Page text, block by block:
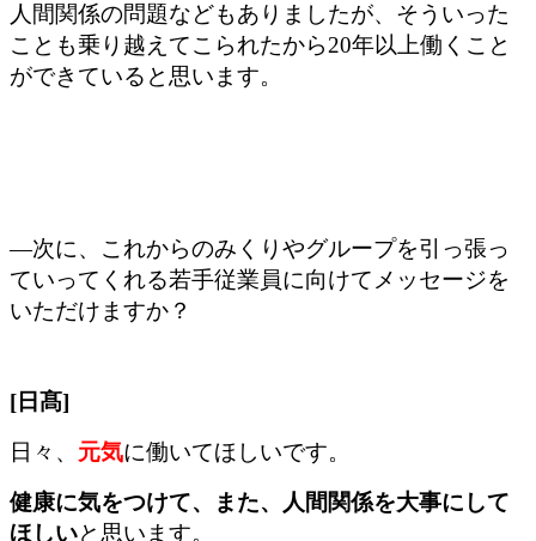
人間関係の問題などもありましたが、そういった
ことも乗り越えてこられたから20年以上働くこと
ができていると思います。
―次に、これからのみくりやグループを引っ張っ
ていってくれる若手従業員に向けてメッセージを
いただけますか？
[日髙]
日々、 元気に働いてほしいです。
健康に気をつけて、また、人間関係を大事にして
ほしいと思います。